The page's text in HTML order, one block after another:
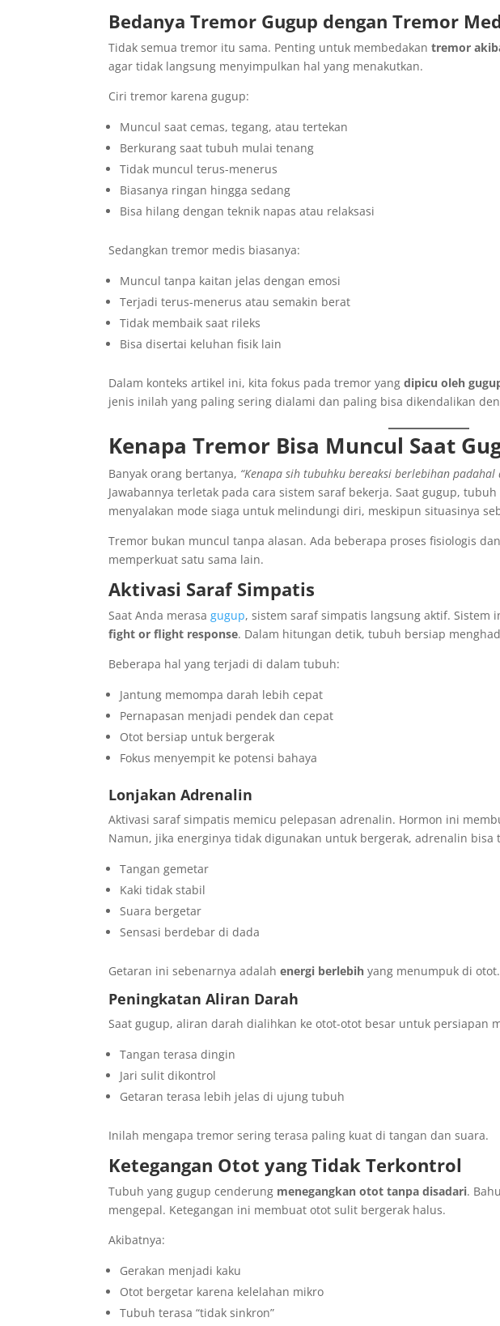
Bedanya Tremor Gugup dengan Tremor
Tidak semua tremor itu sama. Penting untuk membedakantremor
agar tidak langsung menyimpulkan hal yang menakutkan.
Ciri tremor karena gugup:
Muncul saat cemas, tegang, atau tertekan
Berkurang saat tubuh mulai tenang
Tidak muncul terus-menerus
Biasanya ringan hingga sedang
Bisa hilang dengan teknik napas atau relaksasi
Sedangkan tremor medis biasanya:
Muncul tanpa kaitan jelas dengan emosi
Terjadi terus-menerus atau semakin berat
Tidak membaik saat rileks
Bisa disertai keluhan fisik lain
Dalam konteks artikel ini, kita fokus pada tremor yangdipicu oleh
jenis inilah yang paling sering dialami dan paling bisa dikendalikan
Kenapa Tremor Bisa Muncul Saat
Banyak orang bertanya, “Kenapa sih tubuhku bereaksi berlebihan padahal
Jawabannya terletak pada cara sistem saraf bekerja. Saat gugup,
menyalakan mode siaga untuk melindungi diri, meskipun situasinya
Tremor bukan muncul tanpa alasan. Ada beberapa proses fisiologis
memperkuat satu sama lain.
Aktivasi Saraf Simpatis
Saat Anda merasagugup, sistem saraf simpatis langsung aktif. Sistem
fight or flight response. Dalam hitungan detik, tubuh bersiap
Beberapa hal yang terjadi di dalam tubuh:
Jantung memompa darah lebih cepat
Pernapasan menjadi pendek dan cepat
Otot bersiap untuk bergerak
Fokus menyempit ke potensi bahaya
Lonjakan Adrenalin
Aktivasi saraf simpatis memicu pelepasan adrenalin. Hormon ini
Namun, jika energinya tidak digunakan untuk bergerak, adrenalin bisa
Tangan gemetar
Kaki tidak stabil
Suara bergetar
Sensasi berdebar di dada
Getaran ini sebenarnya adalahenergi berlebih yang menumpuk di otot.
Peningkatan Aliran Darah
Saat gugup, aliran darah dialihkan ke otot-otot besar untuk persiapan
Tangan terasa dingin
Jari sulit dikontrol
Getaran terasa lebih jelas di ujung tubuh
Inilah mengapa tremor sering terasa paling kuat di tangan dan suara.
Ketegangan Otot yang Tidak Terkontrol
Tubuh yang gugup cenderung menegangkan otot tanpa disadari.
mengepal. Ketegangan ini membuat otot sulit bergerak halus.
Akibatnya:
Gerakan menjadi kaku
Otot bergetar karena kelelahan mikro
Tubuh terasa “tidak sinkron”